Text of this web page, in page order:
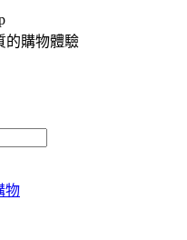
的購物體驗
物